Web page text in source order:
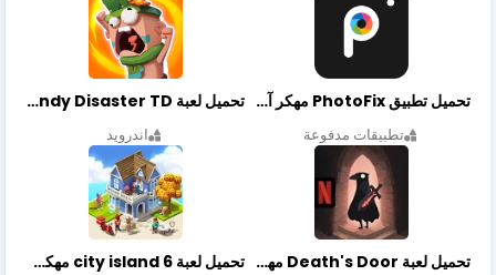
تحميل تطبيق PhotoFix مهكر آخر إصدار
تطبيقات مدفوعة
تحميل لعبة Candy Disaster TD مهكرة اخر إصدار
اندرويد
تحميل لعبة Death's Door مهكرة أخر إصدار تحميل لعبة city island 6 مهكرة أخر إصدار